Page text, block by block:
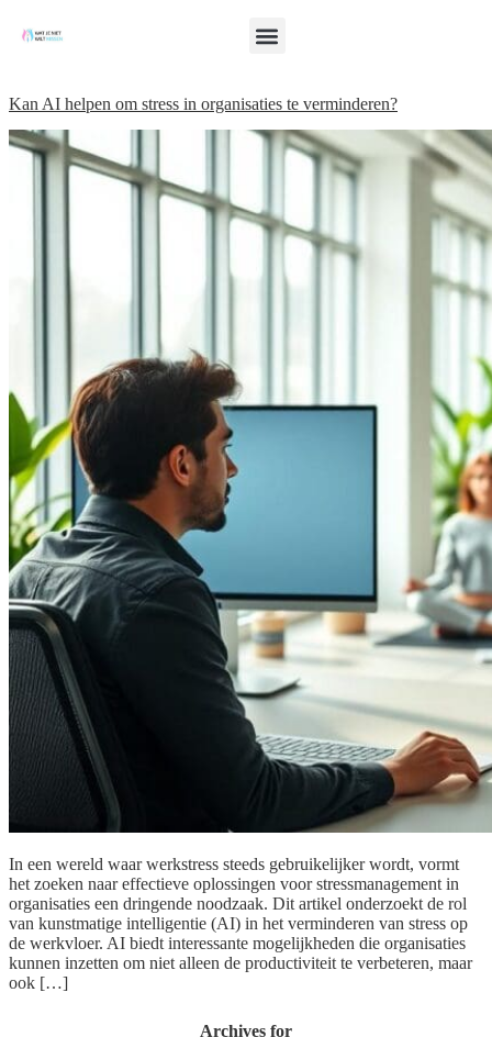
Kan AI helpen om stress in organisaties te verminderen?
In een wereld waar werkstress steeds gebruikelijker wordt, vormt
het zoeken naar effectieve oplossingen voor stressmanagement in
organisaties een dringende noodzaak. Dit artikel onderzoekt de rol
van kunstmatige intelligentie (AI) in het verminderen van stress op
de werkvloer. AI biedt interessante mogelijkheden die organisaties
kunnen inzetten om niet alleen de productiviteit te verbeteren, maar
ook […]
Archives for